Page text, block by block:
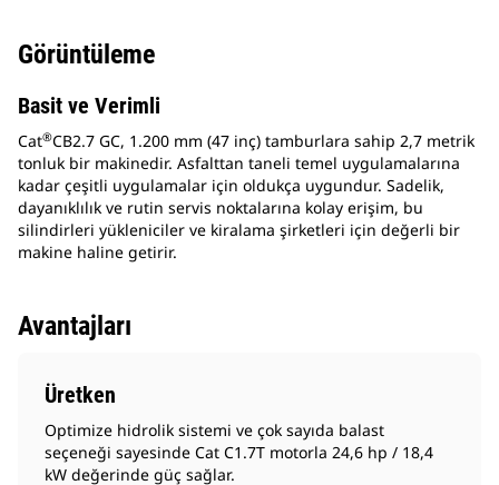
Görüntüleme
Basit ve Verimli
Cat®CB2.7 GC, 1.200 mm (47 inç) tamburlara sahip 2,7 metrik
tonluk bir makinedir. Asfalttan taneli temel uygulamalarına
kadar çeşitli uygulamalar için oldukça uygundur. Sadelik,
dayanıklılık ve rutin servis noktalarına kolay erişim, bu
silindirleri yükleniciler ve kiralama şirketleri için değerli bir
makine haline getirir.
Avantajları
Üretken
Optimize hidrolik sistemi ve çok sayıda balast
seçeneği sayesinde Cat C1.7T motorla 24,6 hp / 18,4
kW değerinde güç sağlar.